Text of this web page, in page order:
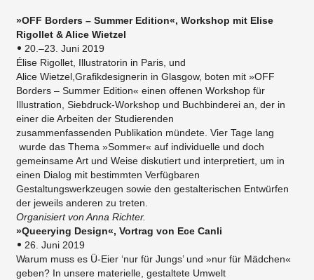
»OFF Borders – Summer Edition«, Workshop mit Elise
Rigollet & Alice Wietzel
20.–23. Juni 2019
Élise Rigollet, Illustratorin in Paris, und
Alice Wietzel,Grafikdesignerin in Glasgow, boten mit »OFF
Borders – Summer Edition« einen offenen Workshop für
Illustration, Siebdruck-Workshop und Buchbinderei an, der in
einer die Arbeiten der Studierenden
zusammenfassenden Publikation mündete. Vier Tage lang
wurde das Thema »Sommer« auf individuelle und doch
gemeinsame Art und Weise diskutiert und interpretiert, um in
einen Dialog mit bestimmten Verfügbaren
Gestaltungswerkzeugen sowie den gestalterischen Entwürfen
der jeweils anderen zu treten.
Organisiert von Anna Richter.
»Queerying Design«, Vortrag von Ece Canli
26. Juni 2019
Warum muss es Ü-Eier ‘nur für Jungs’ und »nur für Mädchen«
geben? In unsere materielle, gestaltete Umwelt